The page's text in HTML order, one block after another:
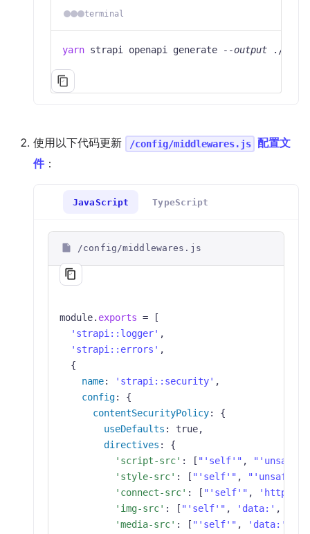
terminal
yarn strapi openapi generate --output ./
使用以下代码更新 /config/middlewares.js 配置文
件：
JavaScript TypeScript
/config/middlewares.js
module. exports =
[
'strapi::logger' ,
'strapi::errors' ,
{
name: 'strapi::security' ,
config:
{
contentSecurityPolicy:
{
useDefaults : true,
directives :
{
'script-src' : [ "'self'" ,
'style-src' : [ "'self'" ,
"'unsafe-
'connect-src' : [ "'self'" , 'https:'
'img-src' : [ "'self'" , 'data:' ,
'media-src' : [ "'self'" , 'data:'